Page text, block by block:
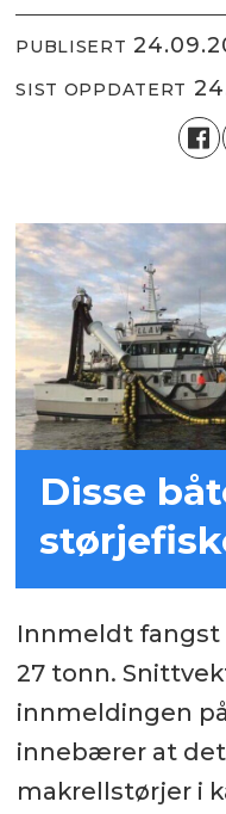
PUBLISERT
SIST OPPDATERT
Disse
Innmeldt fangst
27 tonn.
innmeldingen
innebærer at det
makrellstørjer i